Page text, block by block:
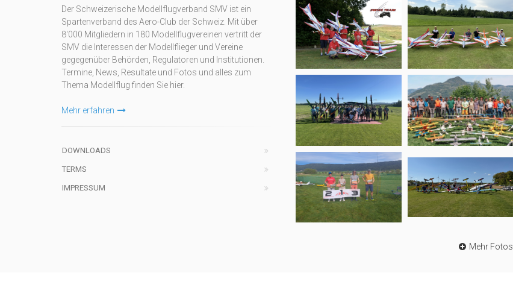
Der Schweizerische Modellflugverband SMV ist ein
Spartenverband des Aero-Club der Schweiz. Mit über
8'000 Mitgliedern in 180 Modellflugvereinen vertritt der
SMV die Interessen der Modellflieger und Vereine
gegegenüber Behörden, Regulatoren und Institutionen.
Termine, News, Resultate und Fotos und alles zum
Thema Modellflug finden Sie hier.
Mehr erfahren
DOWNLOADS
TERMS
IMPRESSUM
Mehr Fotos